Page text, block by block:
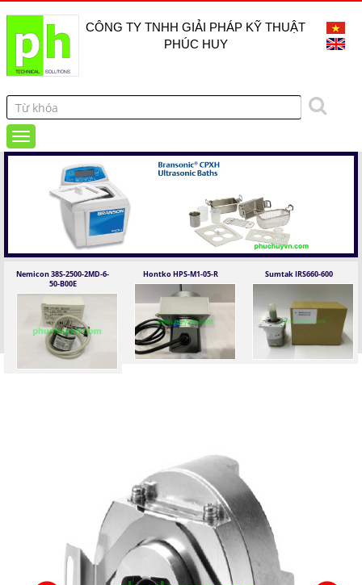
CÔNG TY TNHH GIẢI PHÁP KỸ THUẬT
PHÚC HUY
Nemicon 38S-2500-2MD-6-
50-B00E
Hontko HPS-M1-05-R Sumtak IRS660-600